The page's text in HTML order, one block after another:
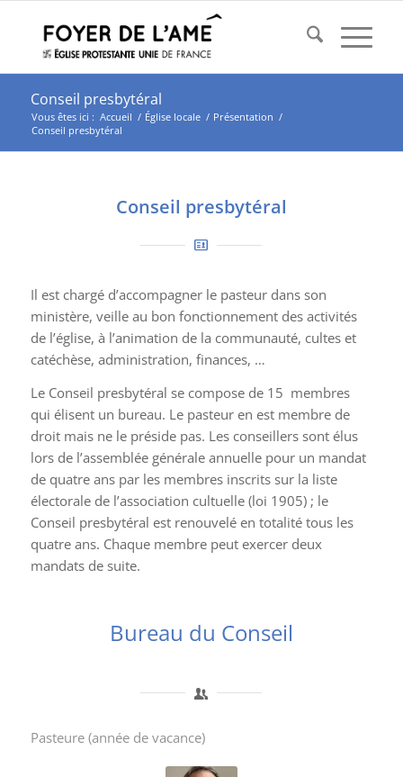
Conseil presbytéral
Vous êtes ici : Accueil / Église locale / Présentation /
Conseil presbytéral
Conseil presbytéral
Il est chargé d’accompagner le pasteur dans son
ministère, veille au bon fonctionnement des activités
de l’église, à l’animation de la communauté, cultes et
catéchèse, administration, finances, …
Le Conseil presbytéral se compose de 15 membres
qui élisent un bureau. Le pasteur en est membre de
droit mais ne le préside pas. Les conseillers sont élus
lors de l’assemblée générale annuelle pour un mandat
de quatre ans par les membres inscrits sur la liste
électorale de l’association cultuelle (loi 1905) ; le
Conseil presbytéral est renouvelé en totalité tous les
quatre ans. Chaque membre peut exercer deux
mandats de suite.
Bureau du Conseil
Pasteure (année de vacance)